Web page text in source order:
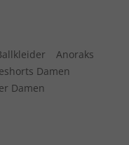
Anoraks
Damen
Damen